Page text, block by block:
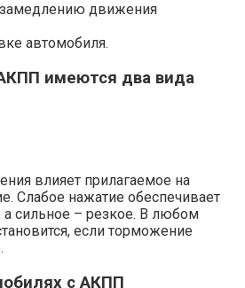
замедлению движения
автомобиля.
имеются два вида
влияет прилагаемое на
Слабое нажатие обеспечивает
сильное – резкое. В любом
если торможение
с АКПП